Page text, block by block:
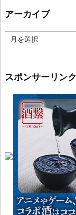
アーカイブ
ー
ブ
スポンサーリンク